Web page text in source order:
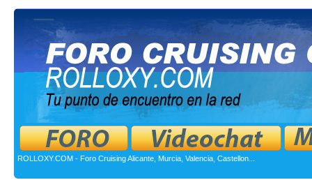
ROLLOXY.COM - Foro Cruising Alicante, Murcia, Valencia, Castellon...